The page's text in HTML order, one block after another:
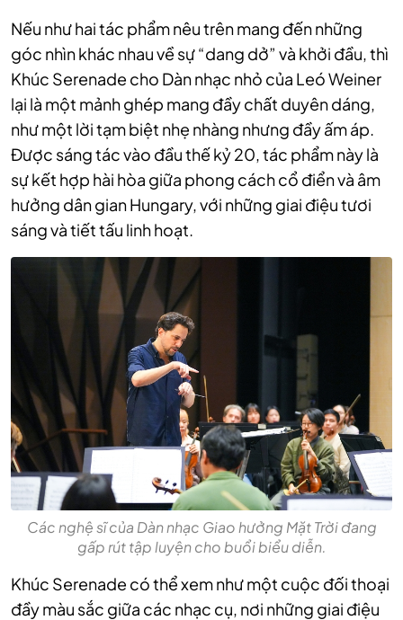
Nếu như hai tác phẩm nêu trên mang đến những
góc nhìn khác nhau về sự “dang dở” và khởi đầu, thì
Khúc Serenade cho Dàn nhạc nhỏ của Leó Weiner
lại là một mảnh ghép mang đầy chất duyên dáng,
như một lời tạm biệt nhẹ nhàng nhưng đầy ấm áp.
Được sáng tác vào đầu thế kỷ 20, tác phẩm này là
sự kết hợp hài hòa giữa phong cách cổ điển và âm
hưởng dân gian Hungary, với những giai điệu tươi
sáng và tiết tấu linh hoạt.
Các nghệ sĩ của Dàn nhạc Giao hưởng Mặt Trời đang
gấp rút tập luyện cho buổi biểu diễn.
Khúc Serenade có thể xem như một cuộc đối thoại
đầy màu sắc giữa các nhạc cụ, nơi những giai điệu